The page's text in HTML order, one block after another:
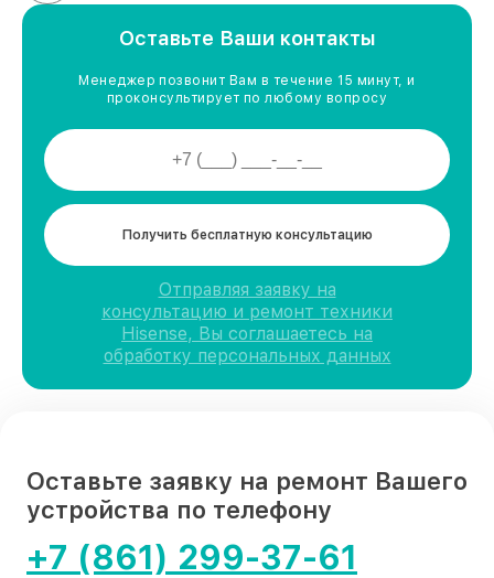
Оставьте Ваши контакты
Менеджер позвонит Вам в течение 15 минут, и
проконсультирует по любому вопросу
Получить бесплатную консультацию
Отправляя заявку на
консультацию и ремонт техники
Hisense, Вы соглашаетесь на
обработку персональных данных
Оставьте заявку на ремонт Вашего
устройства по телефону
+7 (861) 299-37-61